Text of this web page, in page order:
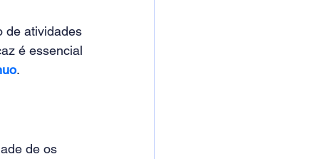
de atividades
é essencial
.
de os